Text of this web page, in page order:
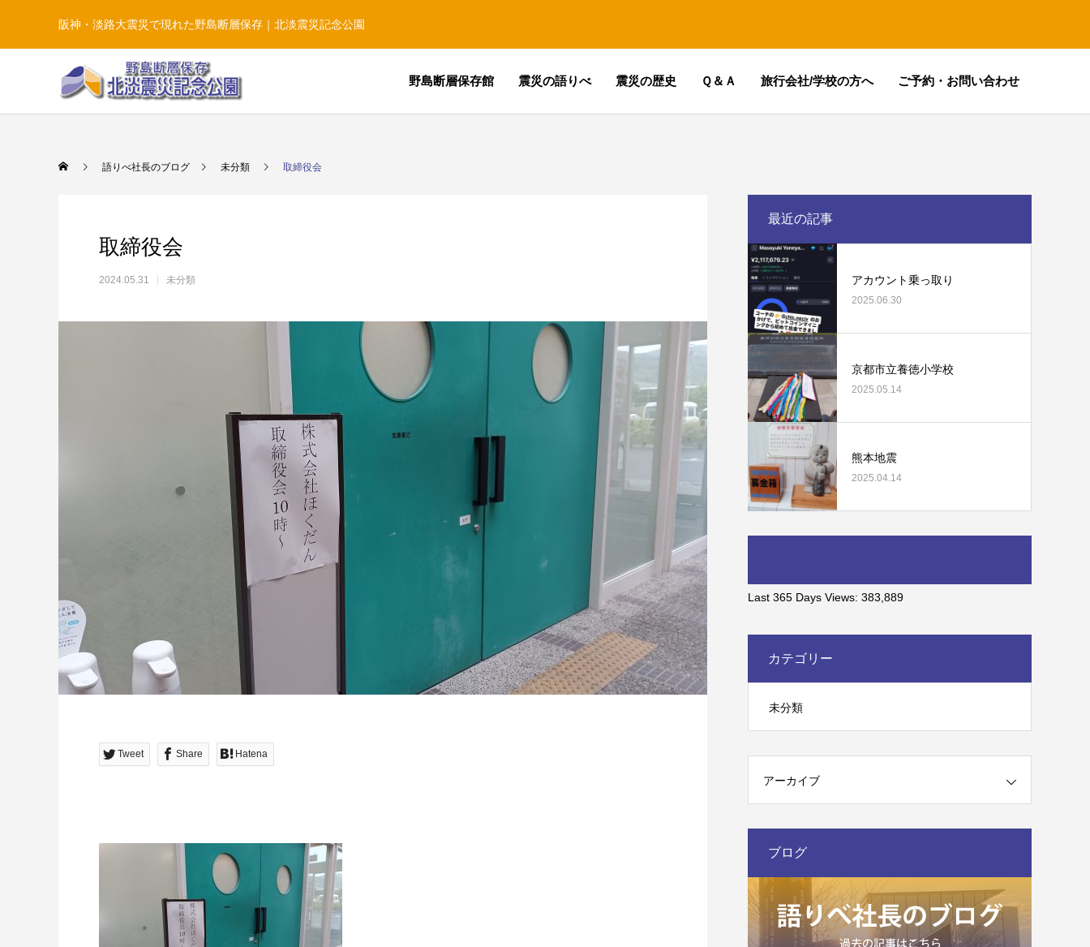
阪神・淡路大震災で現れた野島断層保存｜北淡震災記念公園
野島断層保存館 震災の語りべ 震災の歴史 Ｑ＆Ａ 旅行会社/学校の方へ ご予約・お問い合わせ
語りべ社長のブログ 未分類 取締役会
取締役会
2024.05.31 未分類
Tweet Share Hatena
最近の記事
アカウント乗っ取り
2025.06.30
京都市立養徳小学校
2025.05.14
熊本地震
2025.04.14
Last 365 Days Views: 383,889
カテゴリー
未分類
アーカイブ
ブログ